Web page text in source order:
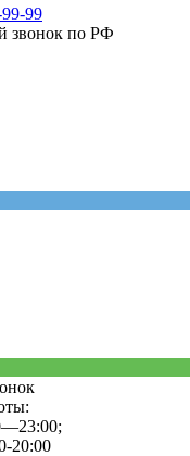
99
звонок по РФ
20:00